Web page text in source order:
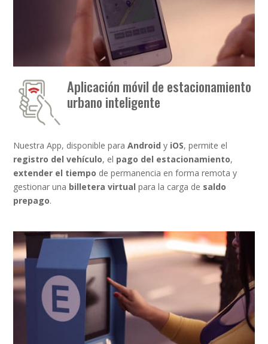
Aplicación móvil de estacionamiento
urbano inteligente
Nuestra App, disponible paraAndroid y iOS, permite el
registro del vehículo, el pago del estacionamiento,
extender el tiempo de permanencia en forma remota y
gestionar una billetera virtual para la carga de saldo
prepago.